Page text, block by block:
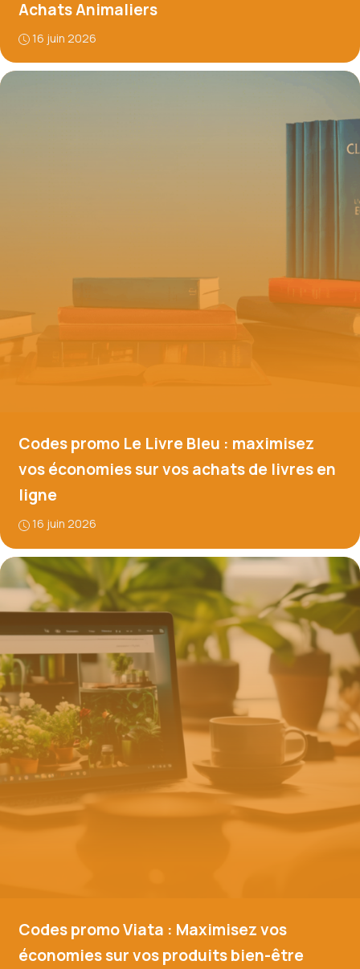
Achats Animaliers
16 juin 2026
Codes promo Le Livre Bleu : maximisez
vos économies sur vos achats de livres en
ligne
16 juin 2026
Codes promo Viata : Maximisez vos
économies sur vos produits bien-être